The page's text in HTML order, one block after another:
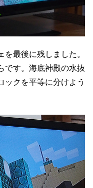
最後に残しました。
です。海底神殿の水抜
ックを平等に分けよう